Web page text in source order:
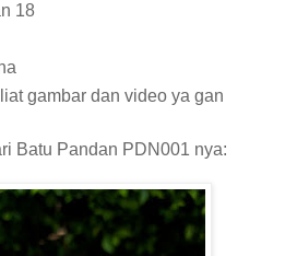
18
gambar dan video ya gan
Batu Pandan PDN001 nya: